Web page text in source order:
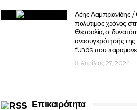
Λόης Λαμπριανίδης /
πολύτιμος χρόνος
Θεσσαλία, οι
ανασυγκρότησής της
funds που
Απρίλιος 27, 2024
Επικαιρότητα